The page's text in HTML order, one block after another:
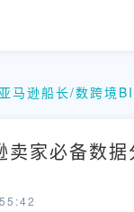
亚马逊船长/数跨境
家必备数